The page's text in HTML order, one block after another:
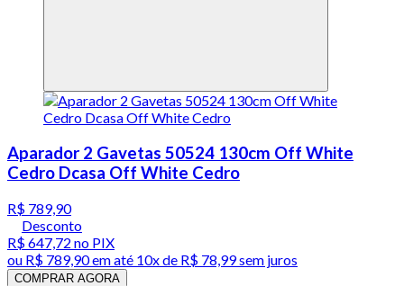
Aparador 2 Gavetas 50524 130cm Off White
Cedro Dcasa Off White Cedro
R$ 789,90
Desconto
R$ 647,72 no PIX
ou R$ 789,90em até 10x de R$ 78,99 sem juros
COMPRAR AGORA